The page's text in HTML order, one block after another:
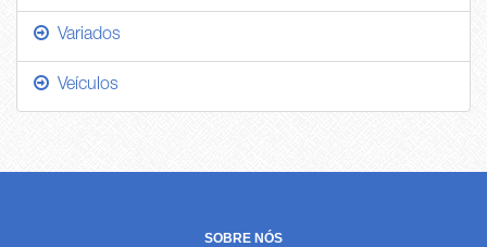
Variados
Veículos
SOBRE NÓS